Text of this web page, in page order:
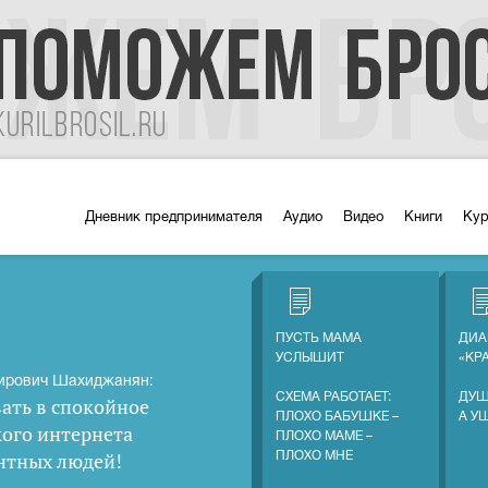
Дневник предпринимателя Аудио Видео Книги
Шахиджанян:
в спокойное
интернета
людей!
ПУСТЬ МАМА
УСЛЫШИТ
СХЕМА РАБОТАЕТ:
ПЛОХО БАБУШКЕ –
ПЛОХО МАМЕ –
ПЛОХО МНЕ
А